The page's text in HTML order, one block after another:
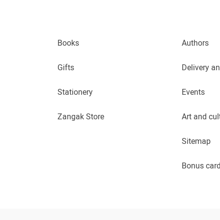
Books
Gifts
Stationery
Zangak Store
Authors
Delivery
Events
Art and
Sitemap
Bonus card